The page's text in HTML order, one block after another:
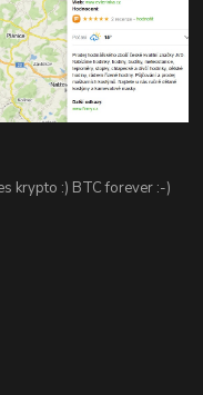
krypto :) BTC forever :-)